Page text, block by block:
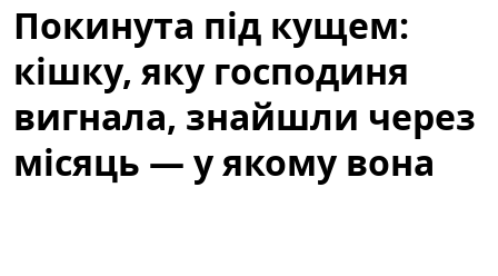
Покинута під кущем:
кішку, яку господиня
вигнала, знайшли через
місяць — у якому вона